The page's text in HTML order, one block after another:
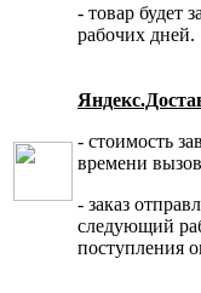
- товар будет
рабочих дней.
- стоимость
времени
- заказ
следующий
поступления